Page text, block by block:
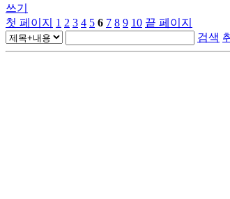
쓰기
첫 페이지
1 2 3 4 5 6 7 8 9 10 끝 페이지
검색